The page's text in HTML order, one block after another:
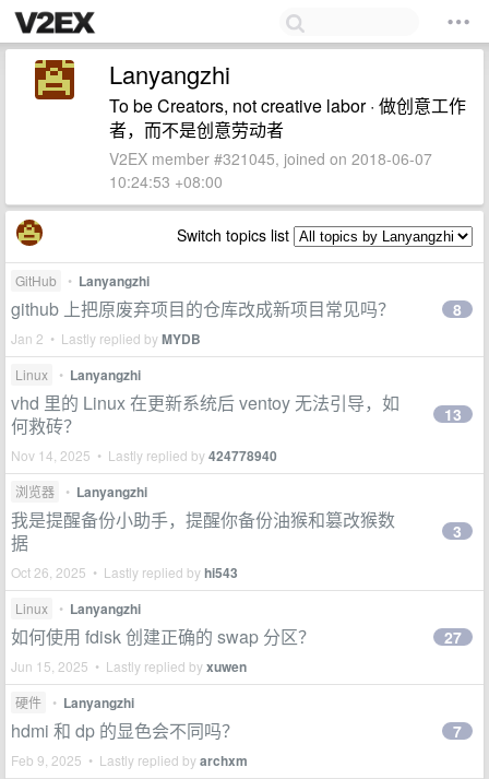
Lanyangzhi
To be Creators, not creative labor · 做创意工作
者，而不是创意劳动者
V2EX member #321045, joined on 2018-06-07
10:24:53 +08:00
Switch topics list
GitHub • Lanyangzhi
github 上把原废弃项目的仓库改成新项目常见吗？
Jan 2 • Lastly replied byMYDB
8
Linux • Lanyangzhi
vhd 里的 Linux 在更新系统后 ventoy 无法引导，如
何救砖？
Nov 14, 2025 • Lastly replied by424778940
13
浏览器 • Lanyangzhi
我是提醒备份小助手，提醒你备份油猴和篡改猴数
据
Oct 26, 2025 • Lastly replied byhi543
3
Linux • Lanyangzhi
如何使用 fdisk 创建正确的 swap 分区？
Jun 15, 2025 • Lastly replied byxuwen
27
硬件 • Lanyangzhi
hdmi 和 dp 的显色会不同吗？
Feb 9, 2025 • Lastly replied byarchxm
7